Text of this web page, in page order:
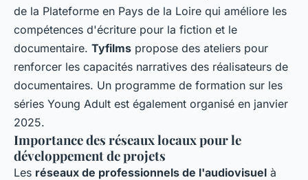
de la Plateforme en Pays de la Loire qui améliore les
compétences d'écriture pour la fiction et le
documentaire. Tyfilms propose des ateliers pour
renforcer les capacités narratives des réalisateurs de
documentaires. Un programme de formation sur les
séries Young Adult est également organisé en janvier
2025.
Importance des réseaux locaux pour le
développement de projets
Les réseaux de professionnels de l'audiovisuel à